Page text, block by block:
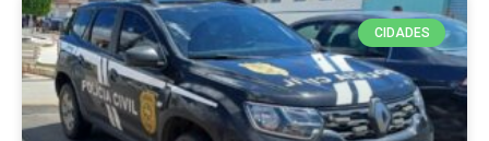
CIDADES